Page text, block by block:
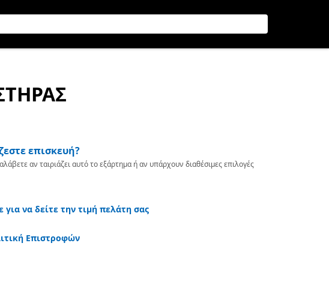
επισκευή?
αν ταιριάζει αυτό το εξάρτημα ή αν υπάρχουν διαθέσιμες επιλογές
για να δείτε την τιμή πελάτη σας
Επιστροφών